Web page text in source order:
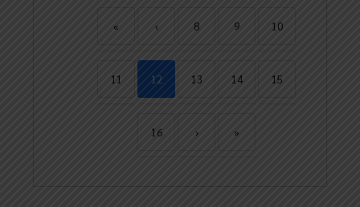
« ‹ 8 9 10
11 12 13 14 15
16 › »